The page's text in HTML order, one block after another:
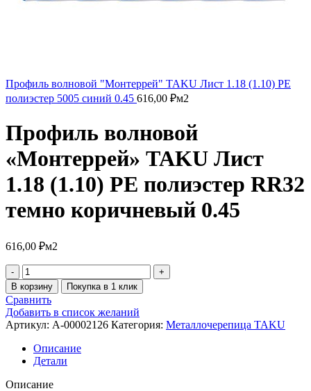
Профиль волновой "Монтеррей" TAKU Лист 1.18 (1.10) PE
полиэстер 5005 синий 0.45 616,00 ₽м2
Профиль волновой
«Монтеррей» TAKU Лист
1.18 (1.10) PE полиэстер RR32
темно коричневый 0.45
616,00 ₽м2
В корзину Покупка в 1 клик
Сравнить
Добавить в список желаний
Артикул: A-00002126 Категория: Металлочерепица TAKU
Описание
Детали
Описание